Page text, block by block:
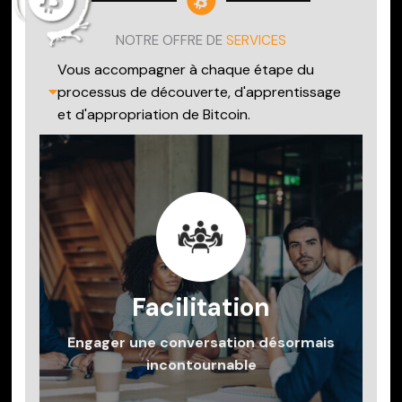
NOTRE OFFRE DE SERVICES
Vous accompagner à chaque étape du
processus de découverte, d'apprentissage
et d'appropriation de Bitcoin.
Facilitation
Engager une conversation désormais
incontournable
La domination de Bitcoin comme protocole
d'échange de la valeur sur Internet se renforce
jour après jour.
Engager une conversation apaisée autour de
cette technologie structurante pour la société
s'impose. Nous facilitons pour vous la conduite de
ce processus de manière efficace et
satisfaisante.